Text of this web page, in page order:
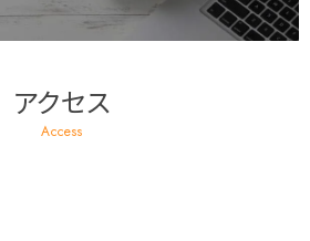
アクセス
Access